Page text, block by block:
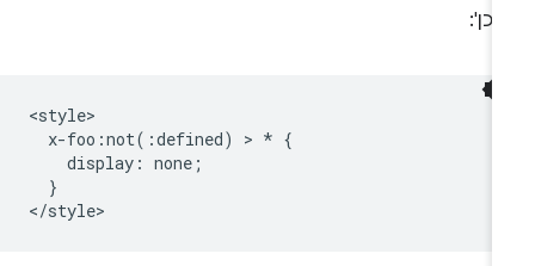
<style>
  x-foo:not(:defined) > * {
    display: none;